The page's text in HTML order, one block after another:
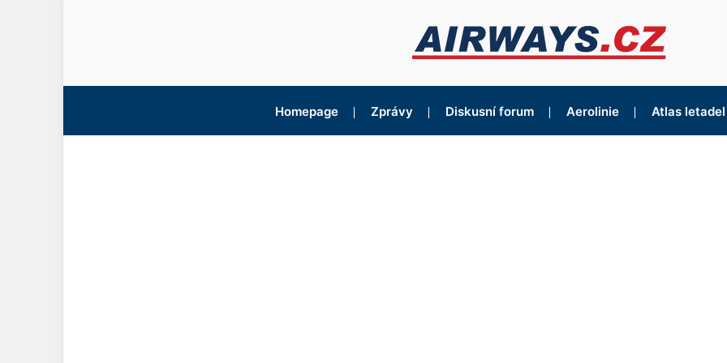
Homepage Zprávy Diskusní forum Aerolinie Atlas letadel